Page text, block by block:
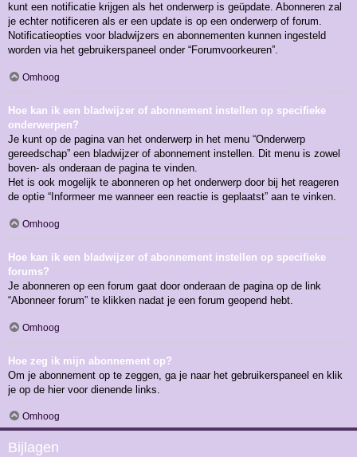
kunt een notificatie krijgen als het onderwerp is geüpdate. Abonneren zal
je echter notificeren als er een update is op een onderwerp of forum.
Notificatieopties voor bladwijzers en abonnementen kunnen ingesteld
worden via het gebruikerspaneel onder “Forumvoorkeuren”.
Omhoog
Hoe kan ik een bladwijzer of abonnement instellen op specifieke
onderwerpen?
Je kunt op de pagina van het onderwerp in het menu “Onderwerp
gereedschap” een bladwijzer of abonnement instellen. Dit menu is zowel
boven- als onderaan de pagina te vinden.
Het is ook mogelijk te abonneren op het onderwerp door bij het reageren
de optie “Informeer me wanneer een reactie is geplaatst” aan te vinken.
Omhoog
Hoe kan ik een bladwijzer of abonnement instellen op specifieke
forums?
Je abonneren op een forum gaat door onderaan de pagina op de link
“Abonneer forum” te klikken nadat je een forum geopend hebt.
Omhoog
Hoe zeg ik mijn abonnement op?
Om je abonnement op te zeggen, ga je naar het gebruikerspaneel en klik
je op de hier voor dienende links.
Omhoog
Bijlagen